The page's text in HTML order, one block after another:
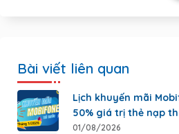
Bài viết liên quan
Lịch khuyến mãi
50% giá trị thẻ nạp
01/08/2026